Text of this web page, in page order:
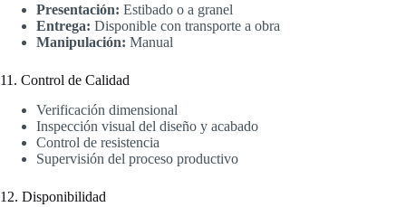
Presentación: Estibado o a granel
Entrega: Disponible con transporte a obra
Manipulación: Manual
11. Control de Calidad
Verificación dimensional
Inspección visual del diseño y acabado
Control de resistencia
Supervisión del proceso productivo
12. Disponibilidad